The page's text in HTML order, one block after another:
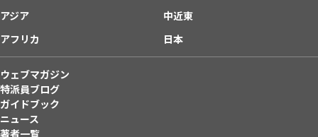
アジア
中近東
アフリカ
日本
ウェブマガジン
特派員ブログ
ガイドブック
ニュース
著者一覧